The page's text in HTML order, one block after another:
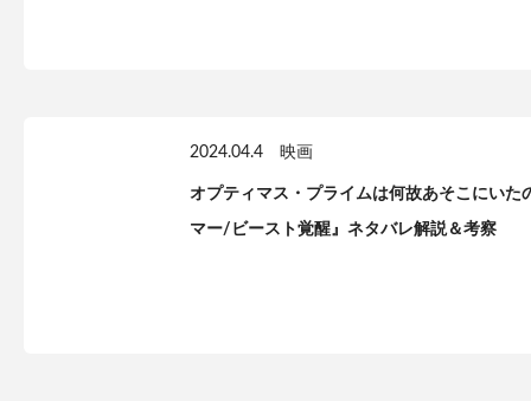
2024.04.4 映画
オプティマス・プライムは何故あそこにいた
マー/ビースト覚醒』ネタバレ解説＆考察